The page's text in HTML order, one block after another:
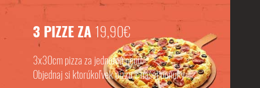
3 PIZZE ZA 19,90€
3x30cm pizza za jednotnú cenu.
Objednaj si ktorúkoľvek pizzu z našej ponuky